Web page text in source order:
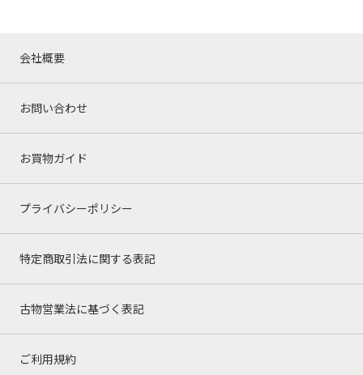
会社概要
お問い合わせ
お買物ガイド
プライバシーポリシー
特定商取引法に関する表記
古物営業法に基づく表記
ご利用規約